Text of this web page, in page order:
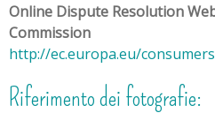
Online Dispute Resolution
Commission
http://ec.europa.eu/
Riferimento dei fotografie: